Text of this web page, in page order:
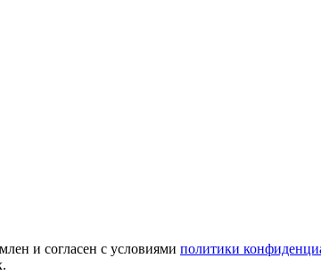
и согласен с условиями политики